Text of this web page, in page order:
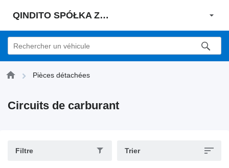
QINDITO SPÓŁKA Z OGRANICZONĄ ODPOWIEDZIALNOŚCIĄ
Pièces détachées
Circuits de carburant
Filtre Trier